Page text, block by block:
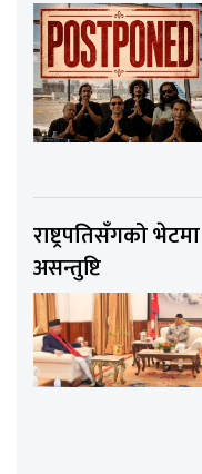
राष्ट्रपतिसँगको
असन्तुष्टि